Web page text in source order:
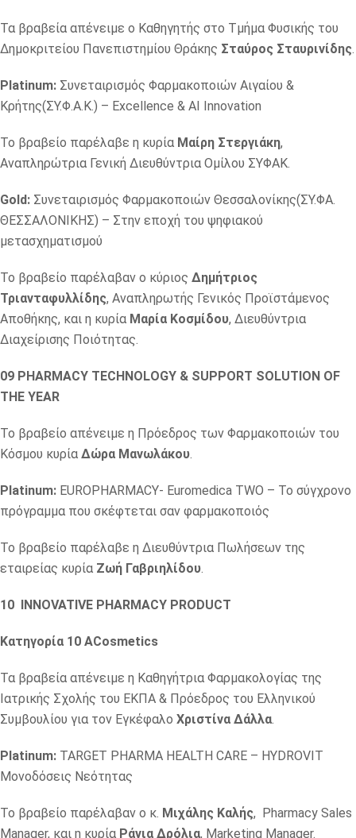
Τα βραβεία απένειμε o Καθηγητής στο Τμήμα Φυσικής του
Δημοκριτείου Πανεπιστημίου Θράκης Σταύρος Σταυρινίδης
Platinum: Συνεταιρισμός Φαρμακοποιών Αιγαίου &
Κρήτης(ΣΥ.Φ.Α.Κ.) – Excellence & AI Innovation
Το βραβείο παρέλαβε η κυρία Μαίρη Στεργιάκη,
Αναπληρώτρια Γενική Διευθύντρια Ομίλου ΣΥΦΑΚ.
Gold: Συνεταιρισμός Φαρμακοποιών Θεσσαλονίκης(ΣΥ.ΦΑ.
ΘΕΣΣΑΛΟΝΙΚΗΣ) – Στην εποχή του ψηφιακού
μετασχηματισμού
Το βραβείο παρέλαβαν ο κύριος Δημήτριος
Τριανταφυλλίδης, Αναπληρωτής Γενικός Προϊστάμενος
Αποθήκης, και η κυρία Μαρία Κοσμίδου, Διευθύντρια
Διαχείρισης Ποιότητας.
09 PHARMACY TECHNOLOGY & SUPPORT SOLUTION OF
THE YEAR
Το βραβείο απένειμε η Πρόεδρος των Φαρμακοποιών του
Κόσμου κυρία Δώρα Μανωλάκου
Platinum: EUROPHARMACY- Euromedica TWO – Το σύγχρονο
πρόγραμμα που σκέφτεται σαν φαρμακοποιός
Το βραβείο παρέλαβε η Διευθύντρια Πωλήσεων της
εταιρείας κυρία Ζωή Γαβριηλίδου
10 INNOVATIVE PHARMACY PRODUCT
Κατηγορία 10 ΑCosmetics
Τα βραβεία απένειμε η Καθηγήτρια Φαρμακολογίας της
Ιατρικής Σχολής του ΕΚΠΑ & Πρόεδρος του Ελληνικού
Συμβουλίου για τον Εγκέφαλο Χριστίνα Δάλλα
Platinum: TARGET PHARMA HEALTH CARE – HYDROVIT
Μονοδόσεις Νεότητας
Το βραβείο παρέλαβαν ο κ. Μιχάλης Καλής, Pharmacy Sales
Manager, και η κυρία Ράνια Δρόλια, Marketing Manager.